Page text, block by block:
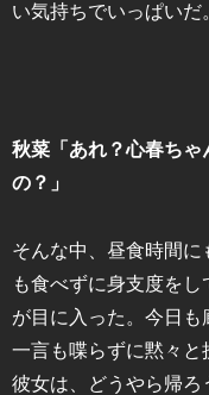
い気持ちでいっぱいだ
秋菜「あれ？心春ちゃ
の？」
そんな中、昼食時間に
も食べずに身支度を
が目に入った。今日
一言も喋らずに黙々と
彼女は、どうやら帰ろ